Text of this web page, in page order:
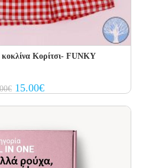
Κορίτσι- FUNKY
€ Original
price
15.00€Current
price